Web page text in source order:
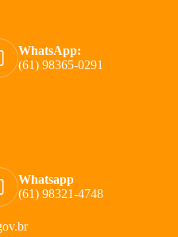
WhatsApp:
(61) 98365-0291
Whatsapp
(61) 98321-4748